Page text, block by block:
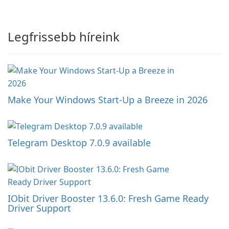
Legfrissebb híreink
Make Your Windows Start-Up a Breeze in 2026
Telegram Desktop 7.0.9 available
IObit Driver Booster 13.6.0: Fresh Game Ready
Driver Support